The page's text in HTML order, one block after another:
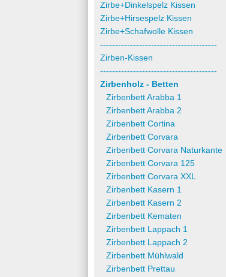
Zirbe+Dinkelspelz Kissen
Zirbe+Hirsespelz Kissen
Zirbe+Schafwolle Kissen
---------------------------------------
Zirben-Kissen
---------------------------------------
Zirbenholz - Betten
Zirbenbett Arabba 1
Zirbenbett Arabba 2
Zirbenbett Cortina
Zirbenbett Corvara
Zirbenbett Corvara Naturkante
Zirbenbett Corvara 125
Zirbenbett Corvara XXL
Zirbenbett Kasern 1
Zirbenbett Kasern 2
Zirbenbett Kematen
Zirbenbett Lappach 1
Zirbenbett Lappach 2
Zirbenbett Mühlwald
Zirbenbett Prettau